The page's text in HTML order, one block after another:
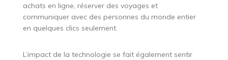
achats en ligne, réserver des voyages et
communiquer avec des personnes du monde entier
en quelques clics seulement.
L’impact de la technologie se fait également sentir